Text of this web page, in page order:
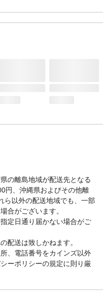
の離島地域が配送先となる
円、沖縄県およびその他離
ら以外の配送地域でも、一部
合がございます。
定日通り届かない場合がご
配送は致しかねます。
、電話番号をカインズ以外
ーポリシーの規定に則り厳